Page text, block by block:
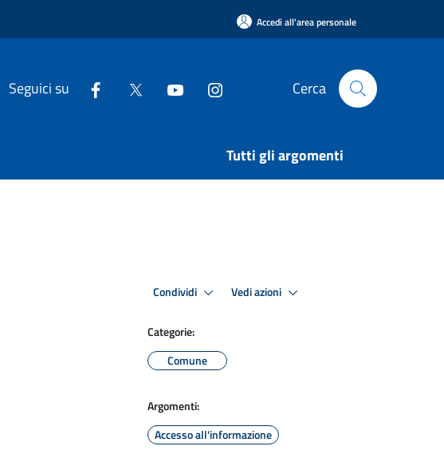
Accedi all'area personale
Seguici su Cerca
Tutti gli argomenti
Condividi Vedi azioni
Categorie:
Comune
Argomenti:
Accesso all'informazione